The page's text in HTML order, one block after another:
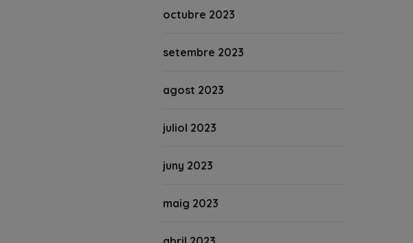
octubre 2023
setembre 2023
agost 2023
juliol 2023
juny 2023
maig 2023